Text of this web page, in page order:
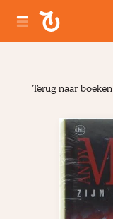
Terug naar boeken